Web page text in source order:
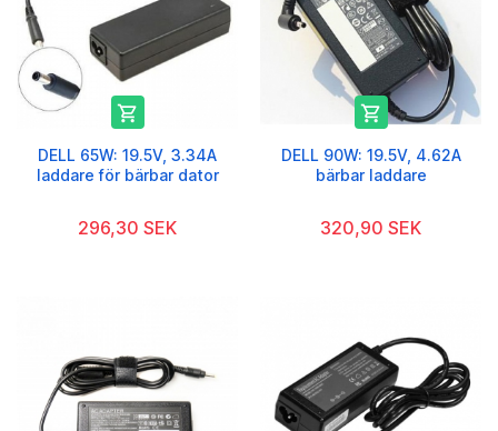

DELL 65W: 19.5V, 3.34A
laddare för bärbar dator
296,30 SEK

DELL 90W: 19.5V, 4.62A
bärbar laddare
320,90 SEK